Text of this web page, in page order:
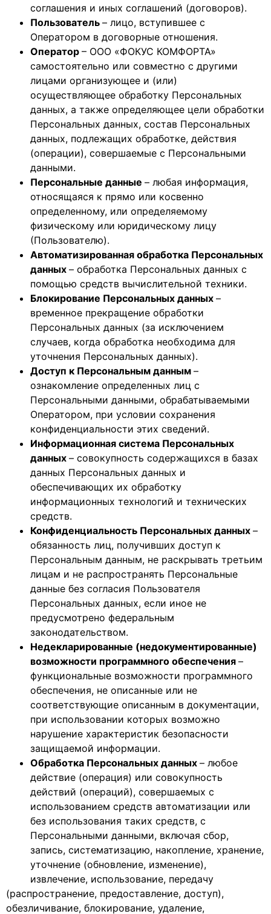
соглашения и иных соглашений (договоров).
Пользователь – лицо, вступившее с
Оператором в договорные отношения.
Оператор – ООО «ФОКУС КОМФОРТА»
самостоятельно или совместно с другими
лицами организующее и (или)
осуществляющее обработку Персональных
данных, а также определяющее цели обработки
Персональных данных, состав Персональных
данных, подлежащих обработке, действия
(операции), совершаемые с Персональными
данными.
Персональные данные – любая информация,
относящаяся к прямо или косвенно
определенному, или определяемому
физическому или юридическому лицу
(Пользователю).
Автоматизированная обработка Персональных
данных – обработка Персональных данных с
помощью средств вычислительной техники.
Блокирование Персональных данных –
временное прекращение обработки
Персональных данных (за исключением
случаев, когда обработка необходима для
уточнения Персональных данных).
Доступ к Персональным данным –
ознакомление определенных лиц с
Персональными данными, обрабатываемыми
Оператором, при условии сохранения
конфиденциальности этих сведений.
Информационная система Персональных
данных – совокупность содержащихся в базах
данных Персональных данных и
обеспечивающих их обработку
информационных технологий и технических
средств.
Конфиденциальность Персональных данных –
обязанность лиц, получивших доступ к
Персональным данным, не раскрывать третьим
лицам и не распространять Персональные
данные без согласия Пользователя
Персональных данных, если иное не
предусмотрено федеральным
законодательством.
Недекларированные (недокументированные)
возможности программного обеспечения –
функциональные возможности программного
обеспечения, не описанные или не
соответствующие описанным в документации,
при использовании которых возможно
нарушение характеристик безопасности
защищаемой информации.
Обработка Персональных данных – любое
действие (операция) или совокупность
действий (операций), совершаемых с
использованием средств автоматизации или
без использования таких средств, с
Персональными данными, включая сбор,
запись, систематизацию, накопление, хранение,
уточнение (обновление, изменение),
извлечение, использование, передачу
(распространение, предоставление, доступ),
обезличивание, блокирование, удаление,